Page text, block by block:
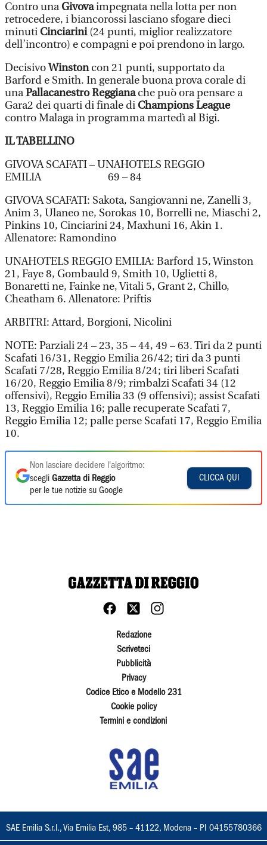
Contro unaGivovaimpegnata nella lotta per non
retrocedere, i biancorossi lasciano sfogare dieci
minuti Cinciarini(24 punti, miglior realizzatore
dell’incontro) e compagni e poi prendono in largo.
DecisivoWinstoncon 21 punti, supportato da
Barford e Smith. In generale buona prova corale di
unaPallacanestro Reggianache può ora pensare a
Gara2 dei quarti di finale di Champions League
contro Malaga in programma martedì al Bigi.
IL TABELLINO
GIVOVA SCAFATI – UNAHOTELS REGGIO
EMILIA 69 – 84
GIVOVA SCAFATI: Sakota, Sangiovanni ne, Zanelli 3,
Anim 3, Ulaneo ne, Sorokas 10, Borrelli ne, Miaschi 2,
Pinkins 10, Cinciarini 24, Maxhuni 16, Akin 1.
Allenatore: Ramondino
UNAHOTELS REGGIO EMILIA: Barford 15, Winston
21, Faye 8, Gombauld 9, Smith 10, Uglietti 8,
Bonaretti ne, Fainke ne, Vitali 5, Grant 2, Chillo,
Cheatham 6. Allenatore: Priftis
ARBITRI: Attard, Borgioni, Nicolini
NOTE: Parziali 24 – 23, 35 – 44, 49 – 63. Tiri da 2 punti
Scafati 16/31, Reggio Emilia 26/42; tiri da 3 punti
Scafati 7/28, Reggio Emilia 8/24; tiri liberi Scafati
16/20, Reggio Emilia 8/9; rimbalzi Scafati 34 (12
offensivi), Reggio Emilia 33 (9 offensivi); assist Scafati
13, Reggio Emilia 16; palle recuperate Scafati 7,
Reggio Emilia 12; palle perse Scafati 17, Reggio Emilia
10.
Non lasciare decidere l'algoritmo:
scegli Gazzetta di Reggio
per le tue notizie su Google
CLICCA QUI
Redazione
Scriveteci
Pubblicità
Privacy
Codice Etico e Modello 231
Cookie policy
Termini e condizioni
SAE Emilia S.r.l., Via Emilia Est, 985 – 41122, Modena – PI 04155780366